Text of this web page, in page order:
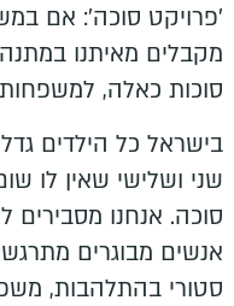
'פרויקט סוכה': אם
סוכות כאלה, למשפחות
בישראל כל הילדים
שני ושלישי שאין לו
סוכה. אנחנו מסבירים
אנשים מבוגרים
סטורי בהתלהבות,